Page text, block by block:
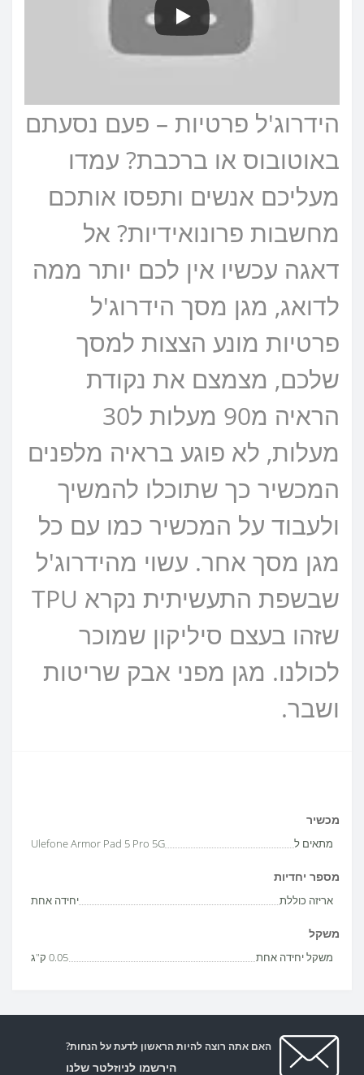
הידרוג'ל פרטיות – פעם נסעתם
באוטובוס או ברכבת? עמדו
מעליכם אנשים ותפסו אותכם
מחשבות פרונואידיות? אל
דאגה עכשיו אין לכם יותר ממה
לדואג, מגן מסך הידרוג'ל
פרטיות מונע הצצות למסך
שלכם, מצמצם את נקודת
הראיה מ90 מעלות ל30
מעלות, לא פוגע בראיה מלפנים
המכשיר כך שתוכלו להמשיך
ולעבוד על המכשיר כמו עם כל
מגן מסך אחר. עשוי מהידרוג'ל
שבשפת התעשיתית נקרא TPU
שזהו בעצם סיליקון שמוכר
לכולנו. מגן מפני אבק שריטות
ושבר.
מכשיר
מתאים ל Ulefone Armor Pad 5 Pro 5G
מספר יחדיות
אריזה כוללת יחידה אחת
משקל
משקל יחידה אחת 0.05 ק"ג
האם אתה רוצה להיות הראשון לדעת על הנחות?
הירשמו לניוזלטר שלנו